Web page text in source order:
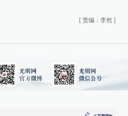
[ 责编：李然 ]